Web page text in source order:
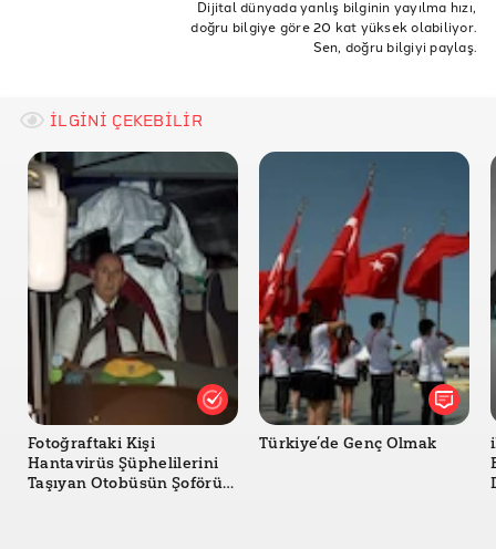
Lord Voldemort Getty Images
Dijital dünyada yanlış bilginin yayılma hızı,
doğru bilgiye göre 20 kat yüksek olabiliyor.
Sen, doğru bilgiyi paylaş.
İLGİNİ ÇEKEBİLİR
Fotoğraftaki Kişi
Hantavirüs Şüphelilerini
Taşıyan Otobüsün Şoförü
Türkiye’de Genç Olmak